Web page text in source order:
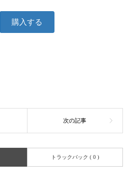
購入する
トラックバック ( 0 )